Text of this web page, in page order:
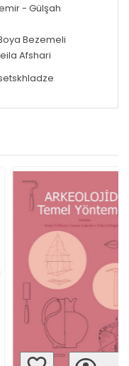
- Gülşah
Bezemeli
Afshari